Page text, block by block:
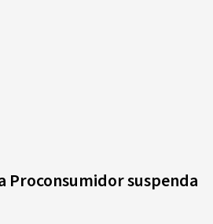
Proconsumidor suspenda